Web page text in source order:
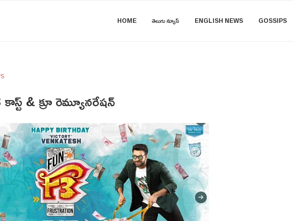
HOME తెలుగు న్యూస్ ENGLISH NEWS GOSSIPS
& క్రూ రెమ్యూనరేషన్